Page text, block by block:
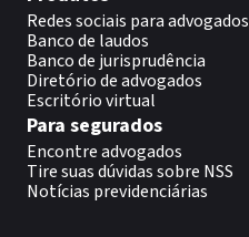
Redes sociais para advogados
Banco de laudos
Banco de jurisprudência
Diretório de advogados
Escritório virtual
Para segurados
Encontre advogados
Tire suas dúvidas sobre NSS
Notícias previdenciárias